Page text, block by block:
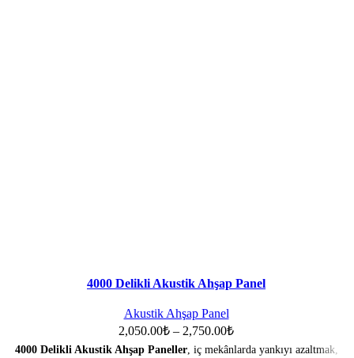
4000 Delikli Akustik Ahşap Panel
Akustik Ahşap Panel
2,050.00₺ – 2,750.00₺
4000 Delikli Akustik Ahşap Paneller, iç mekânlarda yankıyı azaltmak,